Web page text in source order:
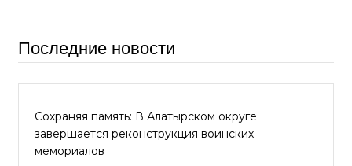
Последние новости
Сохраняя память: В Алатырском округе
завершается реконструкция воинских
мемориалов